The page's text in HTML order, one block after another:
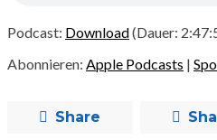
Podcast: Download(Dauer:
Abonnieren: Apple Podcasts |
Share